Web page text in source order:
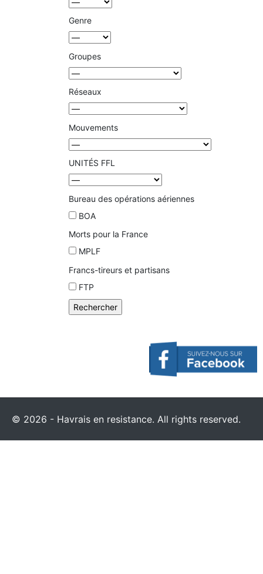
Genre
Groupes
Réseaux
Mouvements
UNITÉS FFL
Bureau des opérations aériennes
BOA
Morts pour la France
MPLF
Francs-tireurs et partisans
FTP
© 2026 - Havrais en resistance. All rights reserved.